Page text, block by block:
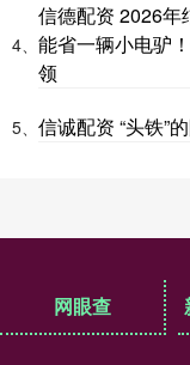
4、
信德配资 2026年
能省一辆小电驴
领
5、 信诚配资 “头铁”
网眼查